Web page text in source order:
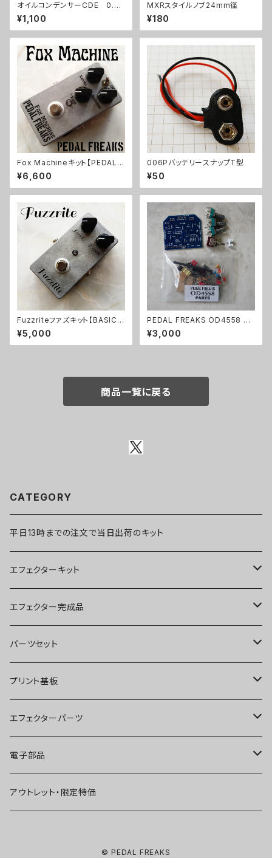
オイルコンデンサーCDE 0.04
7uF【在庫限り】
¥1,100
MXRスタイルノブ24mm径
¥180
Fox Machineキット【PEDAL F
REAKS】
¥6,600
006PバッテリースナップT型
¥50
Fuzzriteファズキット【BASIC K
IT】
¥5,000
PEDAL FREAKS OD4558 パ
ーツセット
¥3,000
商品一覧に戻る
CATEGORY
平日13時までの注文で当日出荷のキット
エフェクターキット
ブースター
オーバードライブ
ディストーション
ファズ
プリアンプ
空間系
エフェクター完成品
ブースター
オーバードライブ
ディストーション
ファズ
空間系
パーツセット
ブースター
オーバードライブ
ディストーション
ファズ
プリント基板
オーバードライブ
ディストーション
ファズ
エフェクターパーツ
スイッチ
ジャック
電子部品
IC
アウトレット・限定特価
© PEDAL FREAKS